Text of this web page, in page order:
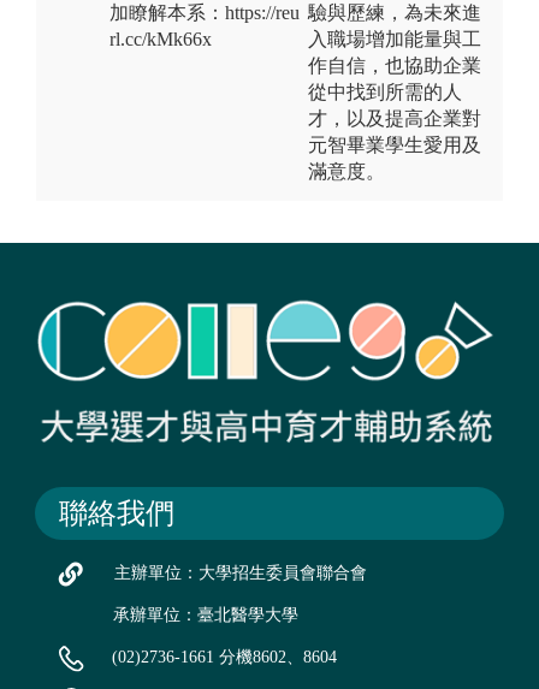
加瞭解本系：https://reu
rl.cc/kMk66x
驗與歷練，為未來進
入職場增加能量與工
作自信，也協助企業
從中找到所需的人
才，以及提高企業對
元智畢業學生愛用及
滿意度。
聯絡我們
主辦單位：大學招生委員會聯合會
承辦單位：臺北醫學大學
(02)2736-1661 分機8602、8604